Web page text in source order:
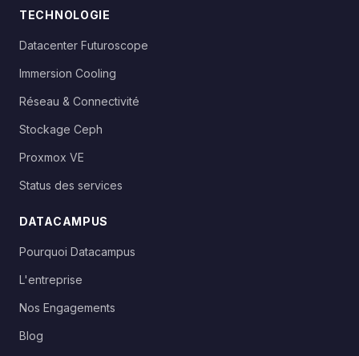
TECHNOLOGIE
Datacenter Futuroscope
Immersion Cooling
Réseau & Connectivité
Stockage Ceph
Proxmox VE
Status des services
DATACAMPUS
Pourquoi Datacampus
L'entreprise
Nos Engagements
Blog